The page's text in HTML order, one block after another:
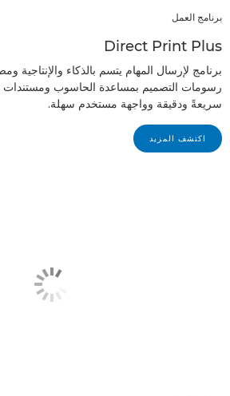
برنامج العمل
Direct Print Plus
برنامج لإرسال المهام يتسم بالذكاء والإنتاجية
سريعةً ودقيقة وواجهة مستخدم سهلة.
اكتشف المزيد